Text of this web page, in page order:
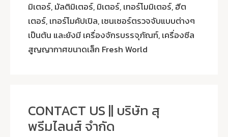
มิเตอร์, มัลติมิเตอร์, มิเตอร์, เทอร์โมมิเตอร์, ฮีต
เตอร์, เทอร์โมคัปเปิล, เซนเซอร์ตรวจจับแบบต่างๆ
เป็นต้น และยังมี เครื่องจักรบรรจุภัณฑ์, เครื่องซีล
สูญญากาศขนาดเล็ก Fresh World
CONTACT US || บริษัท สุ
พรีมไลนส์ จำกัด